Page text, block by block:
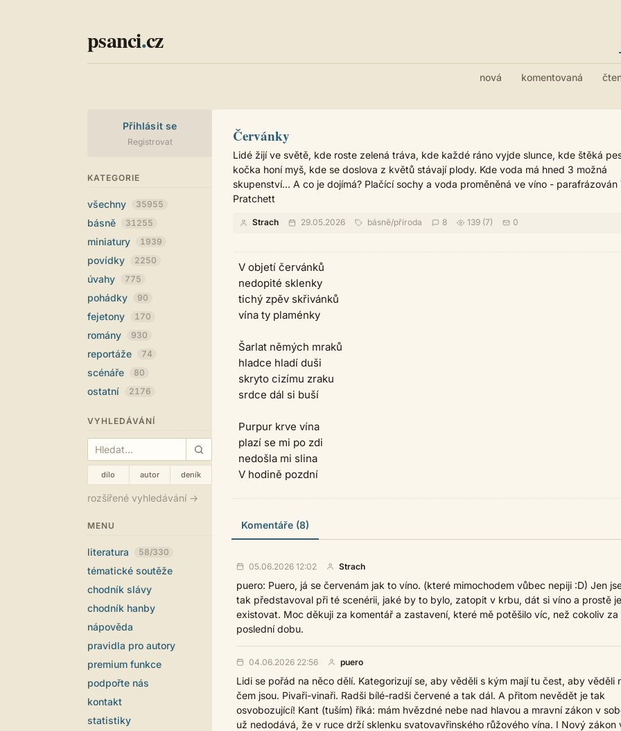
psanci.cz
nová komentovaná
Přihlásit se
Registrovat
KATEGORIE
všechny 35955
básně 31255
miniatury 1939
povídky 2250
úvahy 775
pohádky 90
fejetony 170
romány 930
reportáže 74
scénáře 80
ostatní 2176
VYHLEDÁVÁNÍ
dílo autor deník
rozšířené vyhledávání →
MENU
literatura 58/330
tématické soutěže
chodník slávy
chodník hanby
nápověda
pravidla pro autory
premium funkce
podpořte nás
kontakt
statistiky
Červánky
Lidé žijí ve světě, kde roste zelená tráva, kde každé ráno vyjde slunce, kde štěká
kočka honí myš, kde se doslova z květů stávají plody. Kde voda má hned 3 možná
skupenství... A co je dojímá? Plačící sochy a voda proměněná ve víno - parafrázován
Pratchett
Strach 29.05.2026 básně/příroda 8 139 (7) 0
V objetí červánků
nedopité sklenky
tichý zpěv skřivánků
vína ty plaménky
Šarlat němých mraků
hladce hladí duši
skryto cizímu zraku
srdce dál si buší
Purpur krve vína
plazí se mi po zdi
nedošla mi slina
V hodině pozdní
Komentáře (8)
05.06.2026 12:02 Strach
puero: Puero, já se červenám jak to víno. (které mimochodem vůbec nepiji :D) Jen
tak představoval při té scenérii, jaké by to bylo, zatopit v krbu, dát si víno a prostě
existovat. Moc děkuji za komentář a zastavení, které mě potěšilo víc, než cokoliv za
poslední dobu.
04.06.2026 22:56 puero
Lidi se pořád na něco dělí. Kategorizují se, aby věděli s kým mají tu čest, aby věděli
čem jsou. Pivaři-vinaři. Radši bílé-radši červené a tak dál. A přitom nevědět je tak
osvobozující! Kant (tuším) říká: mám hvězdné nebe nad hlavou a mravní zákon v
už nedodává, že v ruce drží sklenku svatovavřinského růžového vína. I Nový zákon